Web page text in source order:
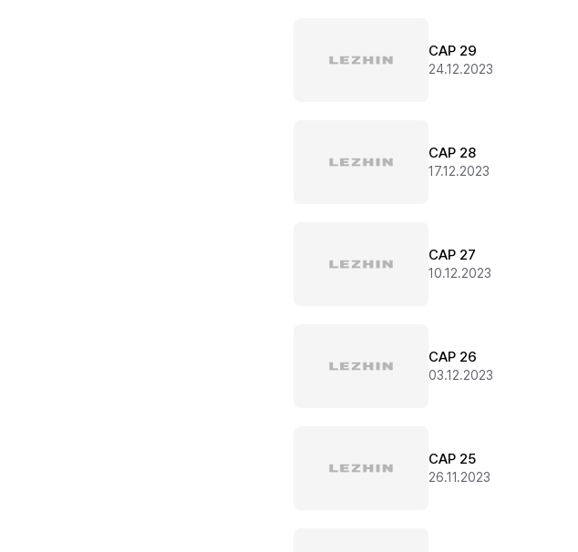
CAP 29
24.12.2023
CAP 28
17.12.2023
CAP 27
10.12.2023
CAP 26
03.12.2023
CAP 25
26.11.2023